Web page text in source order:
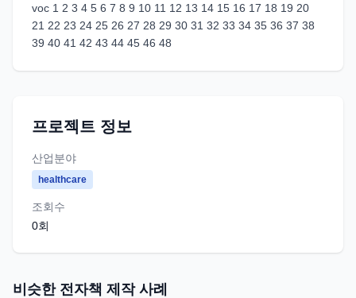
voc 1 2 3 4 5 6 7 8 9 10 11 12 13 14 15 16 17 18 19 20
21 22 23 24 25 26 27 28 29 30 31 32 33 34 35 36 37 38
39 40 41 42 43 44 45 46 48
프로젝트 정보
산업분야
healthcare
조회수
0회
비슷한 전자책 제작 사례